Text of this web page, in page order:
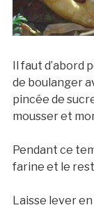
Il faut
de boulanger
pincée de
mousser et
Pendant ce
farine et le
Laisse lever en